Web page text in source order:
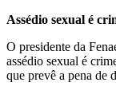
Assédio sexual é
O presidente da
assédio sexual é
que prevê a pena de